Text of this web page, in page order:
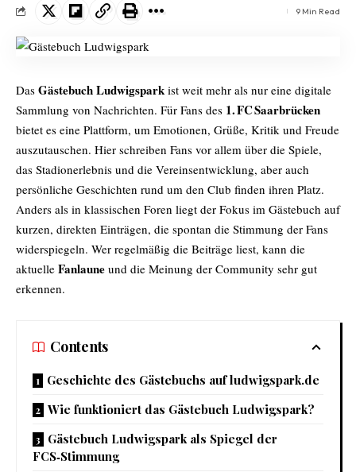
9 Min Read
Das Gästebuch Ludwigspark ist weit mehr als nur eine digitale
Sammlung von Nachrichten. Für Fans des 1. FC Saarbrücken
bietet es eine Plattform, um Emotionen, Grüße, Kritik und Freude
auszutauschen. Hier schreiben Fans vor allem über die Spiele,
das Stadionerlebnis und die Vereinsentwicklung, aber auch
persönliche Geschichten rund um den Club finden ihren Platz.
Anders als in klassischen Foren liegt der Fokus im Gästebuch auf
kurzen, direkten Einträgen, die spontan die Stimmung der Fans
widerspiegeln. Wer regelmäßig die Beiträge liest, kann die
aktuelle Fanlaune und die Meinung der Community sehr gut
erkennen.
Contents
Geschichte des Gästebuchs auf ludwigspark.de
Wie funktioniert das Gästebuch Ludwigspark?
Gästebuch Ludwigspark als Spiegel der
FCS‑Stimmung